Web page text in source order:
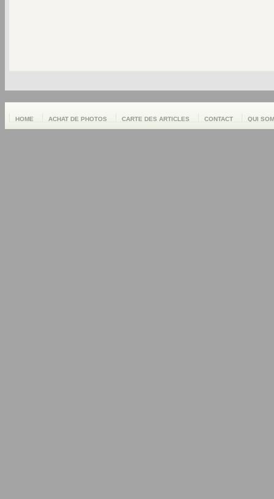
HOME ACHAT DE PHOTOS CARTE DES ARTICLES CONTACT QUI